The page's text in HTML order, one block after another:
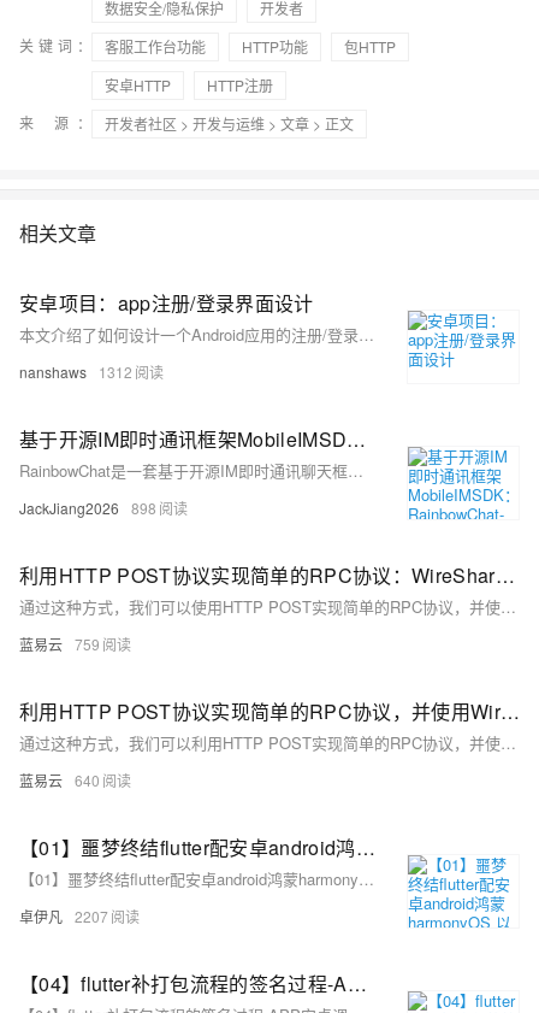
数据安全/隐私保护
开发者
关键词：
客服工作台功能 HTTP功能
包HTTP
安卓HTTP
HTTP注册
来 源：
开发者社区 > 开发与运维 > 文章 > 正文
相关文章
安卓项目：app注册/登录界面设计
本文介绍了如何设计一个Android应用的注册/登录界面，包括布局文件的创建、登录和注册逻辑的实现，以及运行效果的展示。
nanshaws 1312
基于开源IM即时通讯框架MobileIMSDK：RainbowChat-iOS端v10.0版已发布
RainbowChat是一套基于开源IM即时通讯聊天框架 MobileIMSDK 的产品级移动端IM系统。RainbowChat源于真实运营的产品，解决了大量的屏幕适配、细节优化、机器兼容问题。RainbowChat可能是市面上提供im即时通讯聊天源码的，唯一一款同时支持TCP、UDP两种通信协议的IM产品。与姊妹产品RainbowTalk和RainbowChat-Web 技术同源，历经考验。
JackJiang2026 898
利用HTTP POST协议实现简单的RPC协议：WireShark抓包分析
通过这种方式，我们可以使用HTTP POST实现简单的RPC协议，并使用WireShark进行抓包分析。这不仅可以帮助我们理解RPC协议的工作原理，也可以帮助我们调试和优化我们的代码。
蓝易云 759
利用HTTP POST协议实现简单的RPC协议，并使用WireShark进行抓包分析
通过这种方式，我们可以利用HTTP POST实现简单的RPC协议，并使用WireShark进行抓包分析。这种方式简单易懂，实用性强，可以应用于各种网络编程场景。
蓝易云 640
【01】噩梦终结flutter配安卓android鸿蒙harmonyOS 以及next调试环境配鸿蒙和ios真机调试环境-flutter项目安卓环境配置-gradle-agp-ndkVersion模拟器运行真机测试环境-本地环境搭建-如何快速搭建android本地运行环境-优雅草卓伊凡-很多人在这步就被难倒了
【01】噩梦终结flutter配安卓android鸿蒙harmonyOS 以及next调试环境配鸿蒙和ios真机调试环境-flutter项目安卓环境配置-gradle-agp-ndkVersion模拟器运行真机测试环境-本地环境搭建-如何快速搭建android本地运行环境-优雅草卓伊凡-很多人在这步就被难倒了
卓伊凡 2207
【04】flutter补打包流程的签名过程-APP安卓调试配置-结构化项目目录-完善注册相关页面-开发完整的社交APP-前端客户端开发+数据联调|以优雅草商业项目为例做开发-flutter开发-全流程